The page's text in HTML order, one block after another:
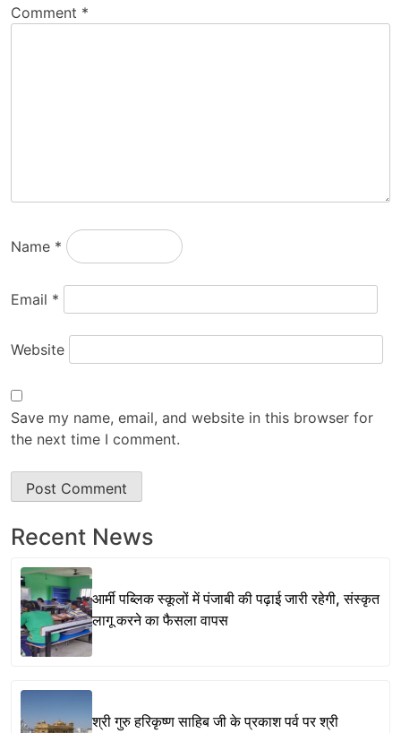
Comment *
Name *
Email *
Website
Save my name, email, and website in this browser for
the next time I comment.
Recent News
आर्मी पब्लिक स्कूलों में पंजाबी की पढ़ाई जारी रहेगी, संस्कृत
लागू करने का फैसला वापस
श्री गुरु हरिकृष्ण साहिब जी के प्रकाश पर्व पर श्री